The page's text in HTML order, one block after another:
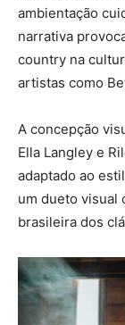
ambientação
narrativa
country na
artistas como
A concepção
Ella Langley e
adaptado ao
um dueto visual
brasileira dos